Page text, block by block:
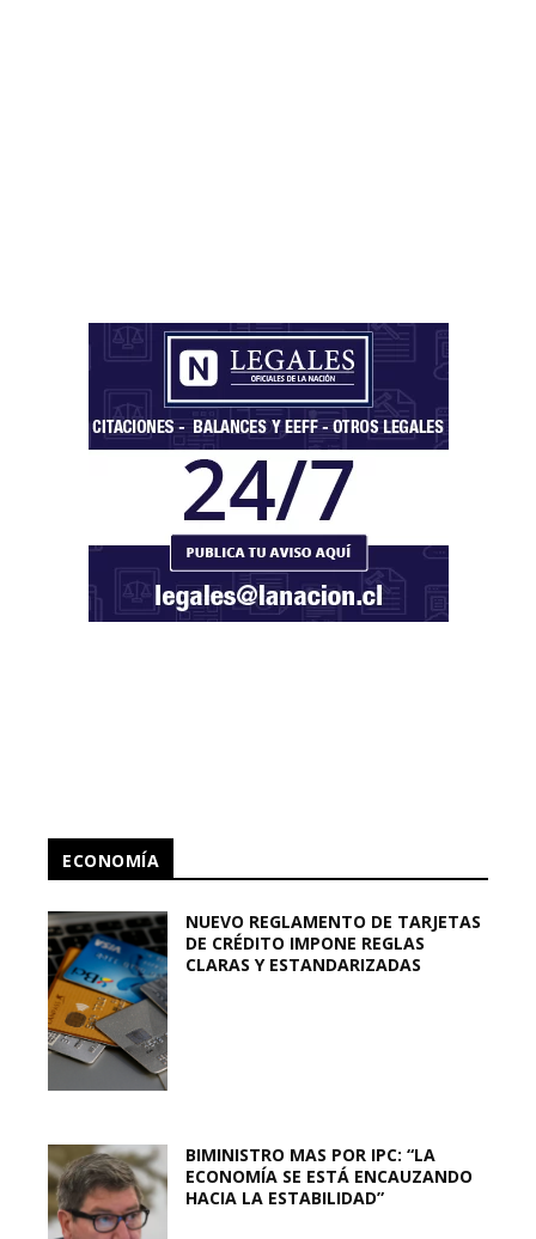
ECONOMÍA
NUEVO REGLAMENTO DE TARJETAS
DE CRÉDITO IMPONE REGLAS
CLARAS Y ESTANDARIZADAS
BIMINISTRO MAS POR IPC: “LA
ECONOMÍA SE ESTÁ ENCAUZANDO
HACIA LA ESTABILIDAD”